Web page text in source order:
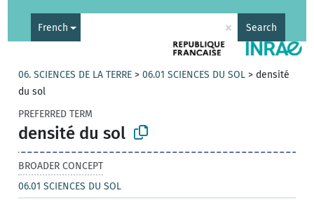
French × Search
06. SCIENCES DE LA TERRE >06.01 SCIENCES DU SOL > densité
du sol
PREFERRED TERM
densité du sol
BROADER CONCEPT
06.01 SCIENCES DU SOL